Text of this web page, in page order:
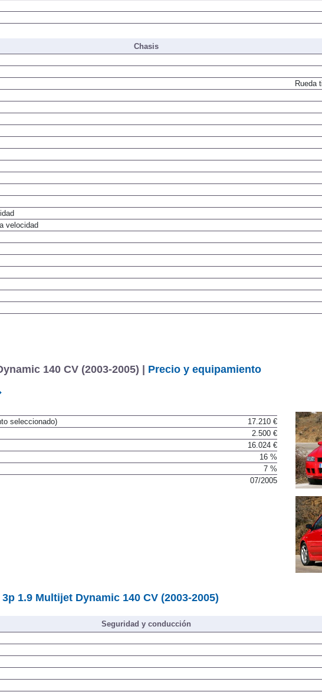
Chasis
Rueda
velocidad
140 CV (2003-2005) | Precio y equipamiento
seleccionado)
17.210 €
2.500 €
16.024 €
16 %
7 %
07/2005
1.9 Multijet Dynamic 140 CV (2003-2005)
Seguridad y conducción